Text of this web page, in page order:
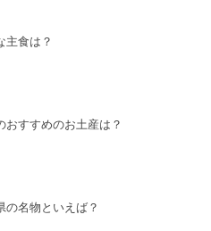
主食は？
おすすめのお土産は？
の名物といえば？